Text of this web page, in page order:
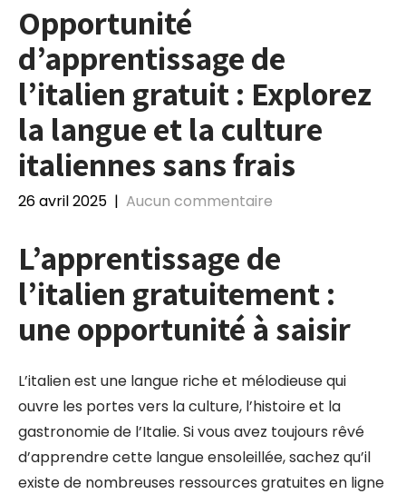
Opportunité
d’apprentissage de
l’italien gratuit : Explorez
la langue et la culture
italiennes sans frais
26 avril 2025 | Aucun commentaire
L’apprentissage de
l’italien gratuitement :
une opportunité à saisir
L’italien est une langue riche et mélodieuse qui
ouvre les portes vers la culture, l’histoire et la
gastronomie de l’Italie. Si vous avez toujours rêvé
d’apprendre cette langue ensoleillée, sachez qu’il
existe de nombreuses ressources gratuites en ligne